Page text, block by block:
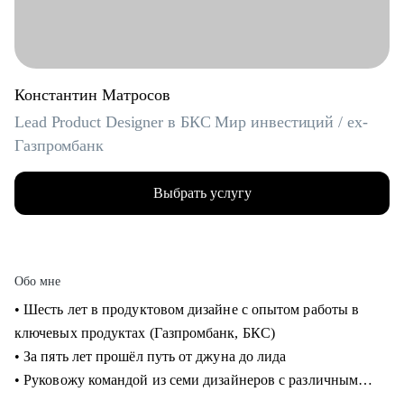
Константин Матросов
Lead Product Designer в БКС Мир инвестиций / ex-
Газпромбанк
Выбрать услугу
Обо мне
• Шесть лет в продуктовом дизайне с опытом работы в
ключевых продуктах (Газпромбанк, БКС)
• За пять лет прошёл путь от джуна до лида
• Руковожу командой из семи дизайнеров с различным